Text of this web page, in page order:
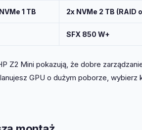
1 TB 2x NVMe 2 TB (RAID
SFX 850 W+
Z2 Mini pokazują, że dobre
GPU o dużym poborze, wybierz